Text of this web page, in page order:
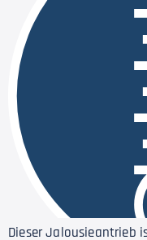
Dieser Jalousieantrieb